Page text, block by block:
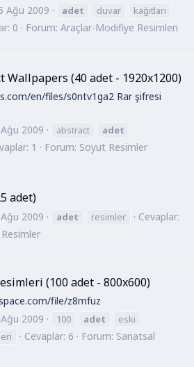
Ağu 2009 adet duvar
kağıtları
0 Forum: Araçlar-Modifiye Resimleri
Wallpapers (40 adet - 1920x1200)
en/files/s0ntv1ga2 Rar şifresi
2009 abstract
adet
1 Forum: Soyut Resimler
adet)
2009 adet resimler
Cevaplar:
(100 adet - 800x600)
file/z8mfuz
2009 100 adet
eski
Cevaplar: 6 Forum: Sanatsal